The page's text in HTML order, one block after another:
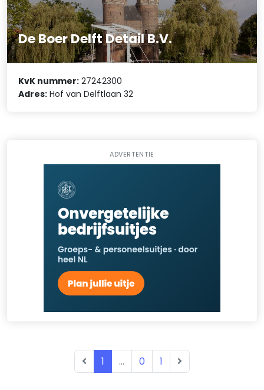
De Boer Delft Detail B.V.
KvK nummer: 27242300
Adres: Hof van Delftlaan 32
ADVERTENTIE
1 ... 0 1